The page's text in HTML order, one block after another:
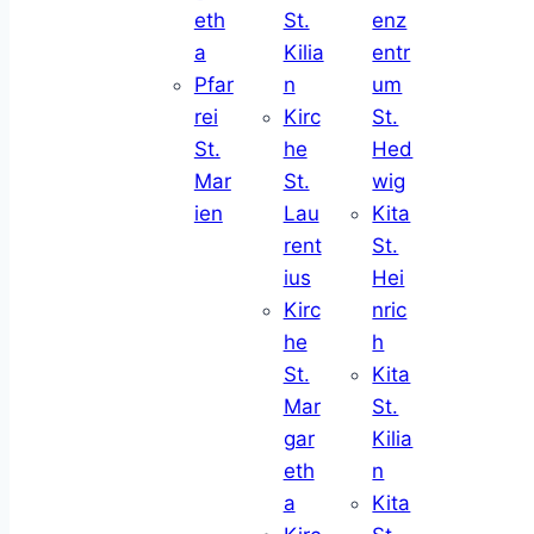
eth
a
Pfar
rei
St.
Mar
ien
St.
Kilia
n
Kirc
he
St.
Lau
rent
ius
Kirc
he
St.
Mar
gar
eth
a
enz
entr
um
St.
Hed
wig
Kita
St.
Hei
nric
h
Kita
St.
Kilia
n
Kita